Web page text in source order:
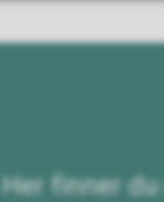
Her finner du